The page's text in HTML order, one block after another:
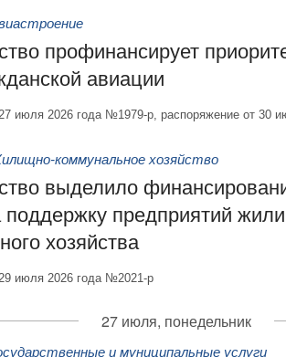
профинансирует
авиации
июля 2026 года №1979-р, распоряжение от 30
коммунальное хозяйство
выделило
поддержку предприятий
хозяйства
июля 2026 года №2021-р
27 июля, понедельник
и муниципальные услуги